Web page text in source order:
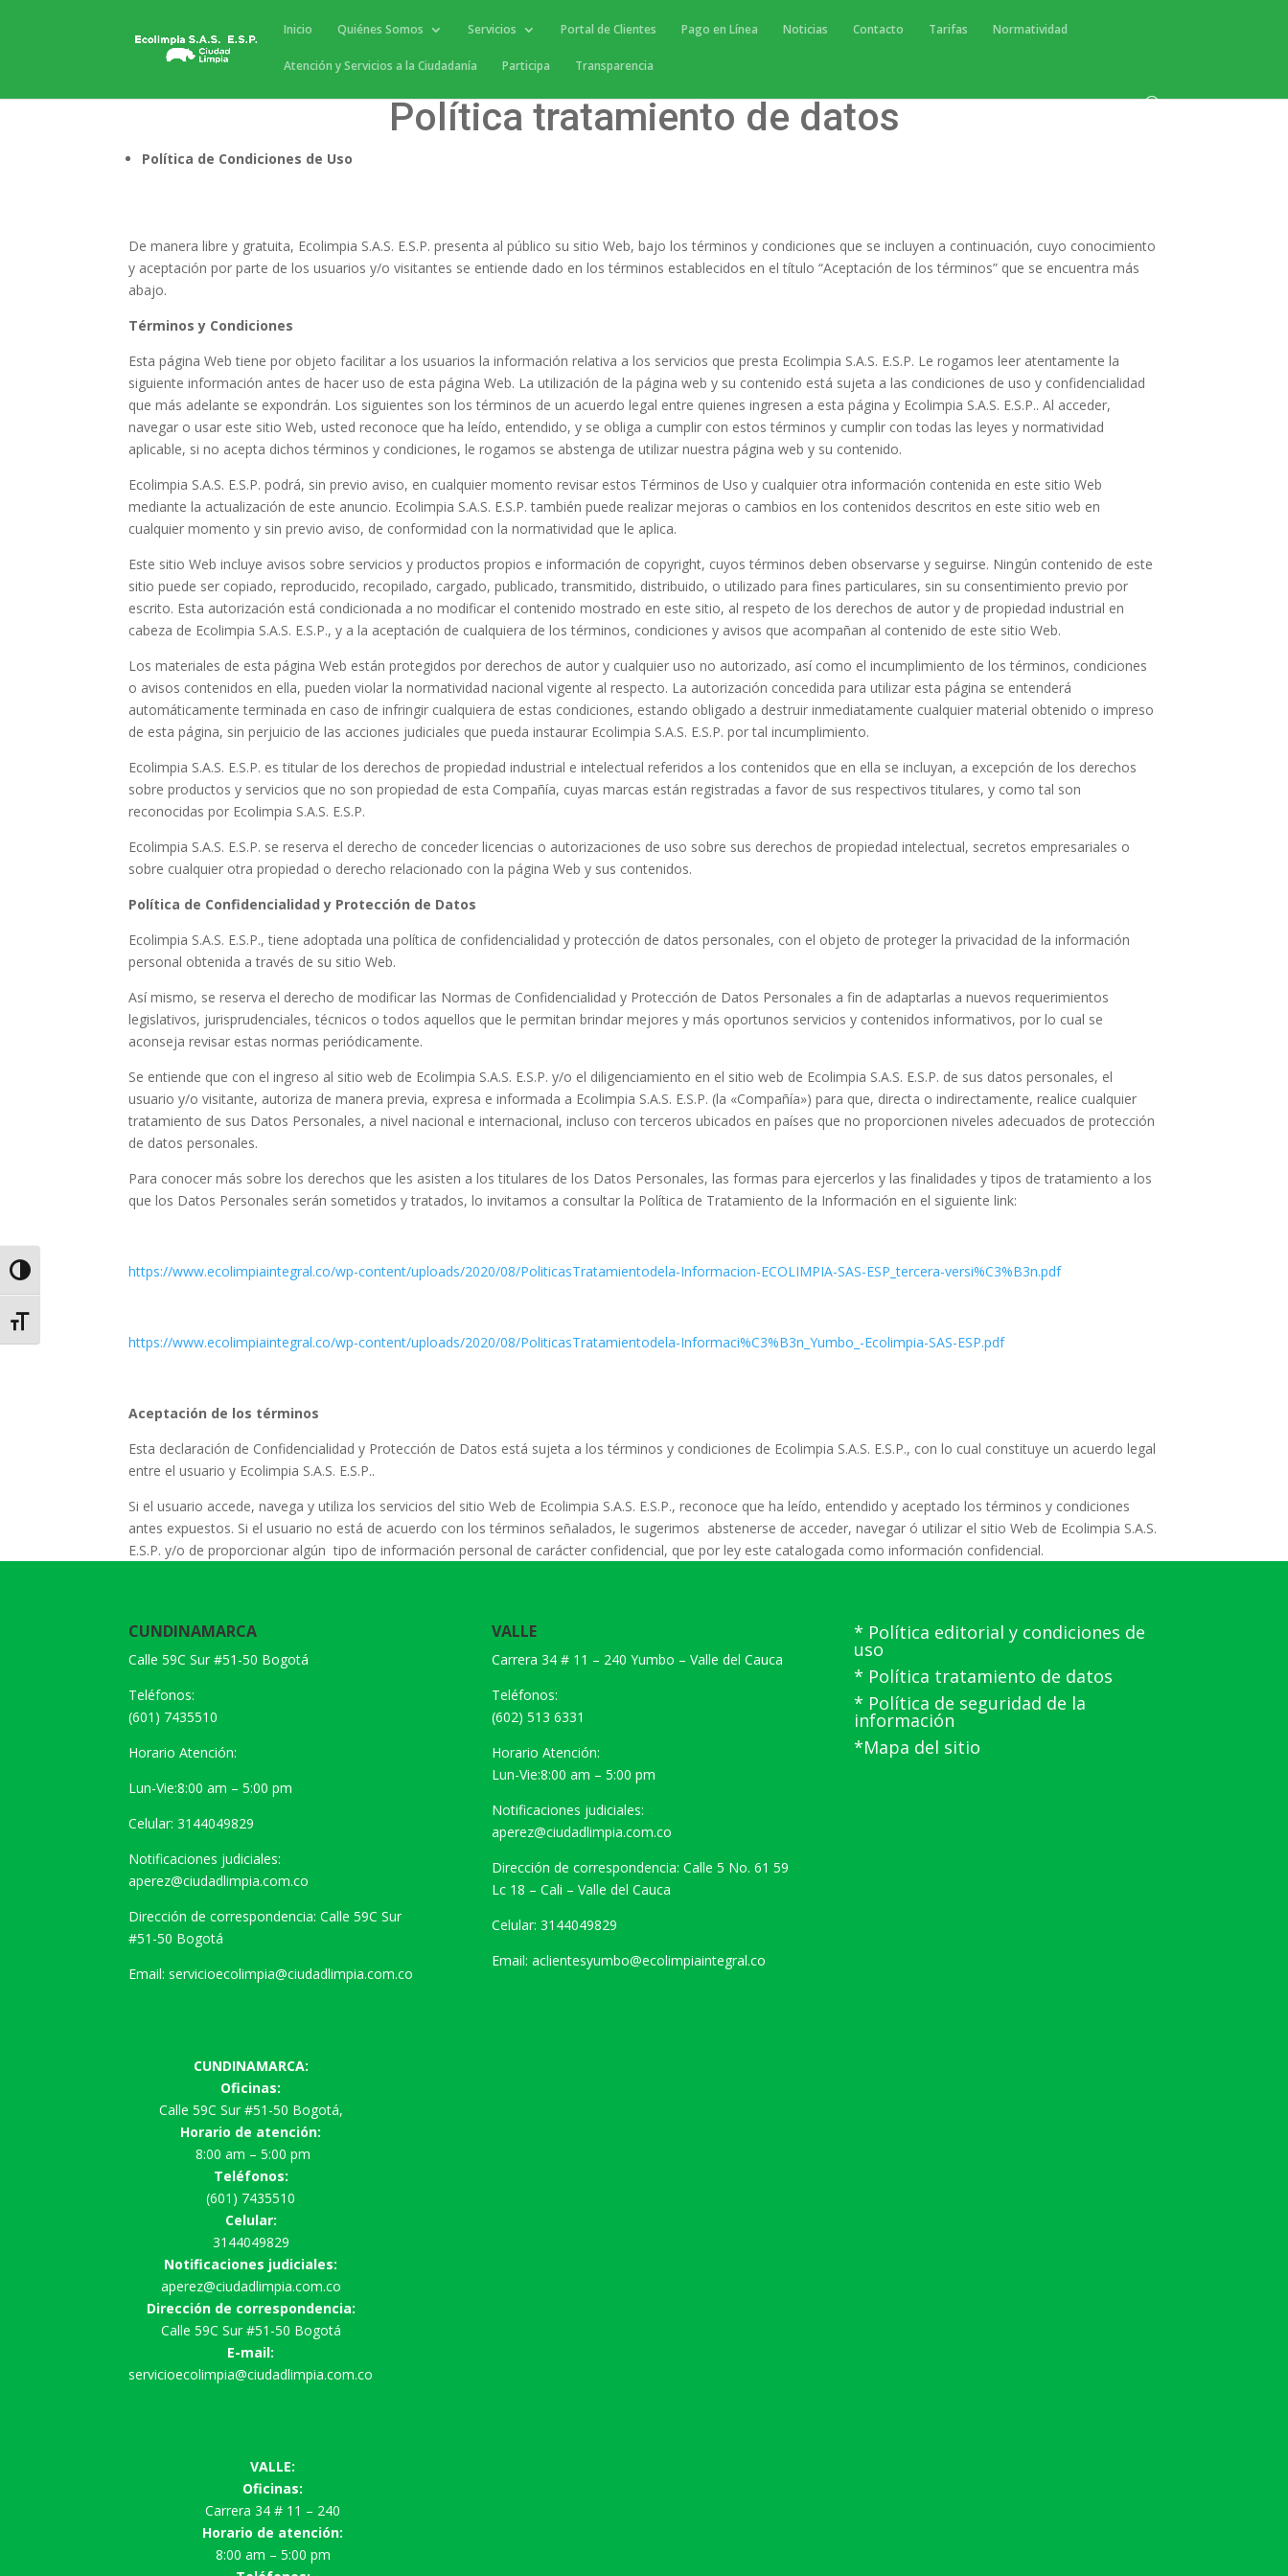
Alternar alto contraste
Alternar tamaño de letra
Inicio Quiénes Somos Servicios Portal de Clientes Pago en Línea Noticias Contacto Tarifas Normatividad
Atención y Servicios a la Ciudadanía Participa Transparencia
Política tratamiento de datos
Política de Condiciones de Uso
De manera libre y gratuita, Ecolimpia S.A.S. E.S.P. presenta al público su sitio Web, bajo los términos y condiciones que se incluyen a continuación, cuyo conocimiento
y aceptación por parte de los usuarios y/o visitantes se entiende dado en los términos establecidos en el título “Aceptación de los términos” que se encuentra más
abajo.
Términos y Condiciones
Esta página Web tiene por objeto facilitar a los usuarios la información relativa a los servicios que presta Ecolimpia S.A.S. E.S.P. Le rogamos leer atentamente la
siguiente información antes de hacer uso de esta página Web. La utilización de la página web y su contenido está sujeta a las condiciones de uso y confidencialidad
que más adelante se expondrán. Los siguientes son los términos de un acuerdo legal entre quienes ingresen a esta página y Ecolimpia S.A.S. E.S.P.. Al acceder,
navegar o usar este sitio Web, usted reconoce que ha leído, entendido, y se obliga a cumplir con estos términos y cumplir con todas las leyes y normatividad
aplicable, si no acepta dichos términos y condiciones, le rogamos se abstenga de utilizar nuestra página web y su contenido.
Ecolimpia S.A.S. E.S.P.podrá, sin previo aviso, en cualquier momento revisar estos Términos de Uso y cualquier otra información contenida en este sitio Web
mediante la actualización de este anuncio. Ecolimpia S.A.S. E.S.P. también puede realizar mejoras o cambios en los contenidos descritos en este sitio web en
cualquier momento y sin previo aviso, de conformidad con la normatividad que le aplica.
Este sitio Web incluye avisos sobre servicios y productos propios e información de copyright, cuyos términos deben observarse y seguirse. Ningún contenido de este
sitio puede ser copiado, reproducido, recopilado, cargado, publicado, transmitido, distribuido, o utilizado para fines particulares, sin su consentimiento previo por
escrito. Esta autorización está condicionada a no modificar el contenido mostrado en este sitio, al respeto de los derechos de autor y de propiedad industrial en
cabeza de Ecolimpia S.A.S. E.S.P., y a la aceptación de cualquiera de los términos, condiciones y avisos que acompañan al contenido de este sitio Web.
Los materiales de esta página Web están protegidos por derechos de autor y cualquier uso no autorizado, así como el incumplimiento de los términos, condiciones
o avisos contenidos en ella, pueden violar la normatividad nacional vigente al respecto. La autorización concedida para utilizar esta página se entenderá
automáticamente terminada en caso de infringir cualquiera de estas condiciones, estando obligado a destruir inmediatamente cualquier material obtenido o impreso
de esta página, sin perjuicio de las acciones judiciales que pueda instaurar Ecolimpia S.A.S. E.S.P.por tal incumplimiento.
Ecolimpia S.A.S. E.S.P. es titular de los derechos de propiedad industrial e intelectual referidos a los contenidos que en ella se incluyan, a excepción de los derechos
sobre productos y servicios que no son propiedad de esta Compañía, cuyas marcas están registradas a favor de sus respectivos titulares, y como tal son
reconocidas por Ecolimpia S.A.S. E.S.P.
Ecolimpia S.A.S. E.S.P. se reserva el derecho de conceder licencias o autorizaciones de uso sobre sus derechos de propiedad intelectual, secretos empresariales o
sobre cualquier otra propiedad o derecho relacionado con la página Web y sus contenidos.
Política de Confidencialidad y Protección de Datos
Ecolimpia S.A.S. E.S.P., tiene adoptada una política de confidencialidad y protección de datos personales, con el objeto de proteger la privacidad de la información
personal obtenida a través de su sitio Web.
Así mismo, se reserva el derecho de modificar las Normas de Confidencialidad y Protección de Datos Personales a fin de adaptarlas a nuevos requerimientos
legislativos, jurisprudenciales, técnicos o todos aquellos que le permitan brindar mejores y más oportunos servicios y contenidos informativos, por lo cual se
aconseja revisar estas normas periódicamente.
Se entiende que con el ingreso al sitio web de Ecolimpia S.A.S. E.S.P.y/o el diligenciamiento en el sitio web de Ecolimpia S.A.S. E.S.P. de sus datos personales, el
usuario y/o visitante, autoriza de manera previa, expresa e informada a Ecolimpia S.A.S. E.S.P. (la «Compañía») para que, directa o indirectamente, realice cualquier
tratamiento de sus Datos Personales, a nivel nacional e internacional, incluso con terceros ubicados en países que no proporcionen niveles adecuados de protección
de datos personales.
Para conocer más sobre los derechos que les asisten a los titulares de los Datos Personales, las formas para ejercerlos y las finalidades y tipos de tratamiento a los
que los Datos Personales serán sometidos y tratados, lo invitamos a consultar la Política de Tratamiento de la Información en el siguiente link:
https://www.ecolimpiaintegral.co/wp-content/uploads/2020/08/PoliticasTratamientodela-Informacion-ECOLIMPIA-SAS-ESP_tercera-versi%C3%B3n.pdf
https://www.ecolimpiaintegral.co/wp-content/uploads/2020/08/PoliticasTratamientodela-Informaci%C3%B3n_Yumbo_-Ecolimpia-SAS-ESP.pdf
Aceptación de los términos
Esta declaración de Confidencialidad y Protección de Datos está sujeta a los términos y condiciones de Ecolimpia S.A.S. E.S.P., con lo cual constituye un acuerdo legal
entre el usuario y Ecolimpia S.A.S. E.S.P..
Si el usuario accede, navega y utiliza los servicios del sitio Web de Ecolimpia S.A.S. E.S.P., reconoce que ha leído, entendido y aceptado los términos y condiciones
antes expuestos. Si el usuario no está de acuerdo con los términos señalados, le sugerimos abstenerse de acceder, navegar ó utilizar el sitio Web de Ecolimpia S.A.S.
E.S.P.y/o de proporcionar algún tipo de información personal de carácter confidencial, que por ley este catalogada como información confidencial.
CUNDINAMARCA
Calle 59C Sur #51-50 Bogotá
Teléfonos:
(601) 7435510
Horario Atención:
Lun-Vie:8:00 am – 5:00 pm
Celular: 3144049829
Notificaciones judiciales:
aperez@ciudadlimpia.com.co
Dirección de correspondencia: Calle 59C Sur
#51-50 Bogotá
Email: servicioecolimpia@ciudadlimpia.com.co
CUNDINAMARCA:
Oficinas:
Calle 59C Sur #51-50 Bogotá,
Horario de atención:
8:00 am – 5:00 pm
Teléfonos:
(601) 7435510
Celular:
3144049829
Notificaciones judiciales:
aperez@ciudadlimpia.com.co
Dirección de correspondencia:
Calle 59C Sur #51-50 Bogotá
E-mail:
servicioecolimpia@ciudadlimpia.com.co
VALLE:
Oficinas:
Carrera 34 # 11 – 240
Horario de atención:
8:00 am – 5:00 pm
VALLE
Carrera 34 # 11 – 240 Yumbo – Valle del Cauca
Teléfonos:
(602) 513 6331
Horario Atención:
Lun-Vie:8:00 am – 5:00 pm
Notificaciones judiciales:
aperez@ciudadlimpia.com.co
Dirección de correspondencia: Calle 5 No. 61 59
Lc 18 – Cali – Valle del Cauca
Celular: 3144049829
Email: aclientesyumbo@ecolimpiaintegral.co
* Política editorial y condiciones de
uso
* Política tratamiento de datos
* Política de seguridad de la
información
*Mapa del sitio